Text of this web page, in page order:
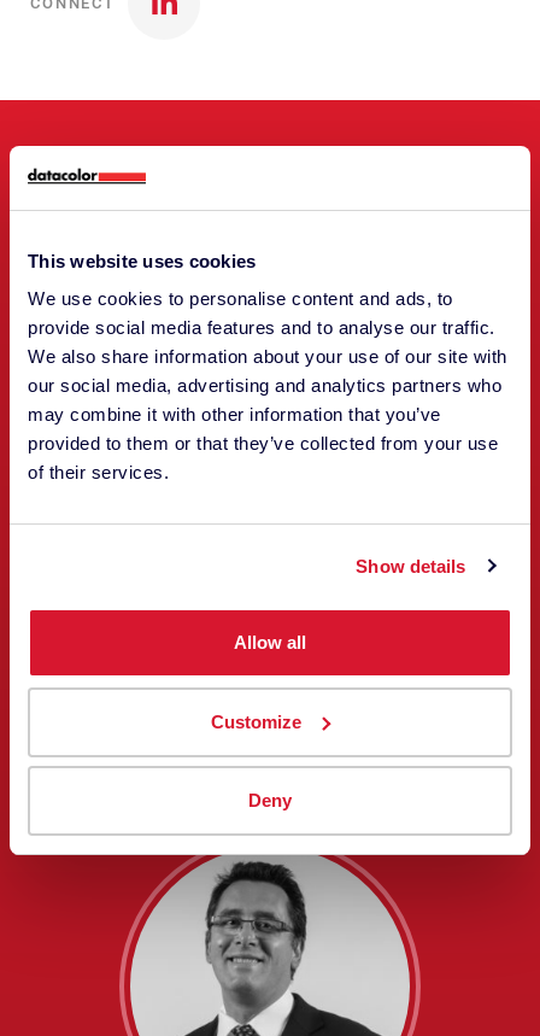
This website uses cookies
We use cookies to personalise content and ads, to
provide social media features and to analyse our traffic.
We also share information about your use of our site with
our social media, advertising and analytics partners who
may combine it with other information that you’ve
provided to them or that they’ve collected from your use
of their services.
Show details
Allow all
Customize
Deny
FARBE RICHTIG EINSETZEN
Führungsteam
Albert Busch
PRÄSIDENT UND